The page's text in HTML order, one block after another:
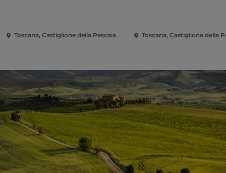
Toscana, Castiglione della Pescaia Toscana, Castiglione della